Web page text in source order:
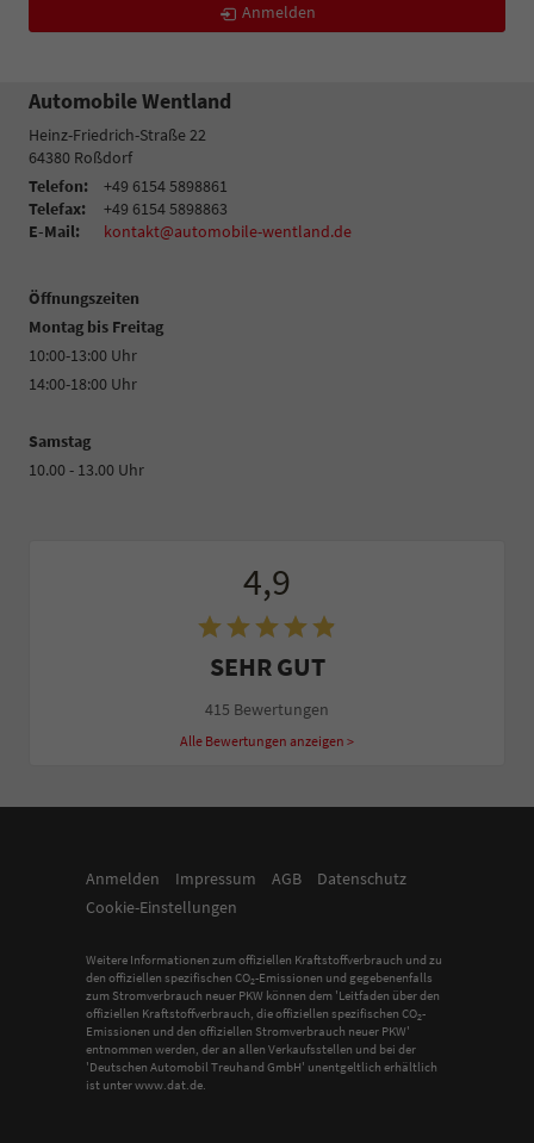
Anmelden
Automobile Wentland
Heinz-Friedrich-Straße 22
64380 Roßdorf
Telefon:
+49 6154 5898861
Telefax:
+49 6154 5898863
E-Mail:
kontakt@automobile-wentland.de
Öffnungszeiten
Montag bis Freitag
10:00-13:00 Uhr
14:00-18:00 Uhr
Samstag
10.00 - 13.00 Uhr
4,9
SEHR GUT
415 Bewertungen
Alle Bewertungen anzeigen >
Anmelden Impressum AGB
Datenschutz
Cookie-Einstellungen
Weitere Informationen zum offiziellen Kraftstoffverbrauch und zu
den offiziellen spezifischen CO2-Emissionen und gegebenenfalls
zum Stromverbrauch neuer PKW können dem 'Leitfaden über den
offiziellen Kraftstoffverbrauch, die offiziellen spezifischen CO2-
Emissionen und den offiziellen Stromverbrauch neuer PKW'
entnommen werden, der an allen Verkaufsstellen und bei der
'Deutschen Automobil Treuhand GmbH' unentgeltlich erhältlich
ist unter www.dat.de.